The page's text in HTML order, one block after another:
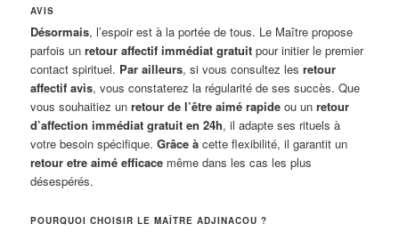
AVIS
Désormais, l’espoir est à la portée de tous. Le Maître propose
parfois unretour affectif immédiat gratuit pour initier le premier
contact spirituel. Par ailleurs, si vous consultez lesretour
affectif avis, vous constaterez la régularité de ses succès. Que
vous souhaitiez unretour de l’être aimé rapide ou unretour
d’affection immédiat gratuit en 24h, il adapte ses rituels à
votre besoin spécifique.Grâce à cette flexibilité, il garantit un
retour etre aimé efficace même dans les cas les plus
désespérés.
POURQUOI CHOISIR LE MAÎTRE ADJINACOU ?